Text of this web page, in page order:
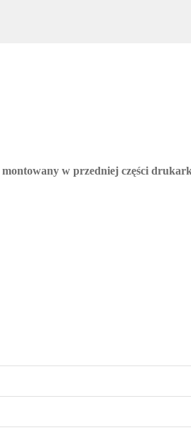
montowany w przedniej części